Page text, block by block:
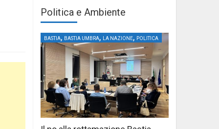
Politica e Ambiente
BASTIA, BASTIA UMBRA, LA NAZIONE, POLITICA